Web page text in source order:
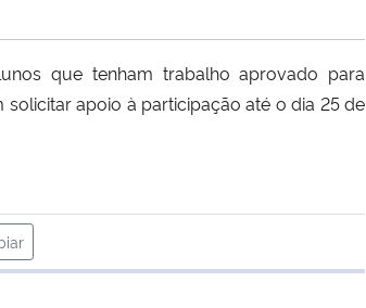
que tenham trabalho aprovado para
apoio à participação até o dia 25 de
área de transferência